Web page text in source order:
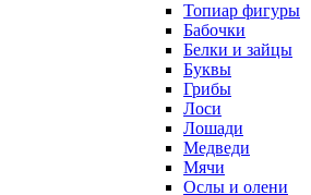
Топиар фигуры
Бабочки
Белки и зайцы
Буквы
Грибы
Лоси
Лошади
Медведи
Мячи
Ослы и олени